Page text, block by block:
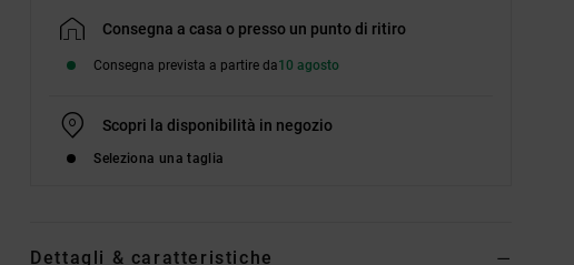
Consegna a casa o presso un punto di ritiro
Consegna prevista a partire da10 agosto
Scopri la disponibilità in negozio
Seleziona una taglia
Dettagli & caratteristiche